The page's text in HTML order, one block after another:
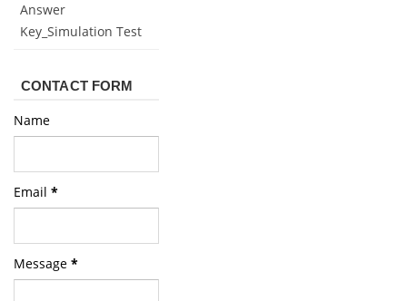
Answer
Key_Simulation Test
CONTACT FORM
Name
Email *
Message *